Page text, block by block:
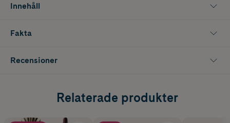
• Inspirerad av make-up artister, framtaget av Max Factor
Innehåll
Fakta
Recensioner
Relaterade produkter